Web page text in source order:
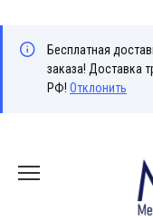
Бесплатная
заказа! Доставка
РФ! Отклонить
содержанию